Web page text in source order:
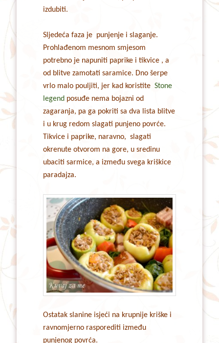
izdubiti.
Sljedeća faza je punjenje i slaganje.
Prohlađenom mesnom smjesom
potrebno je napuniti paprike i tikvice , a
od blitve zamotati saramice. Dno šerpe
vrlo malo pouljiti, jer kad koristite Stone
legendposuđe nema bojazni od
zagaranja, pa ga pokriti sa dva lista blitve
i u krug redom slagati punjeno povrće.
Tikvice i paprike, naravno, slagati
okrenute otvorom na gore, u sredinu
ubaciti sarmice, a između svega kriškice
paradajza.
Ostatak slanine isjeći na krupnije kriške i
ravnomjerno rasporediti između
punjenog povrća.